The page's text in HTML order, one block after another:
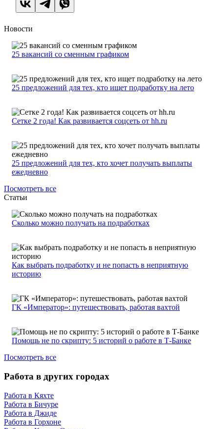
Новости
25 вакансий со сменным графиком
25 предложений для тех, кто ищет подработку на лето
Сетке 2 года! Как развивается соцсеть от hh.ru
25 предложений для тех, кто хочет получать выплаты
ежедневно
Посмотреть все
Статьи
Сколько можно получать на подработках
Как выбрать подработку и не попасть в неприятную
историю
ГК «Император»: путешествовать, работая вахтой
Помощь не по скрипту: 5 историй о работе в Т-Банке
Посмотреть все
Работа в других городах
Работа в Кяхте
Работа в Бичуре
Работа в Джиде
Работа в Горхоне